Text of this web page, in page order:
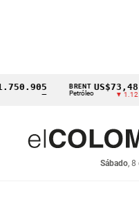
BRENT
Petróleo
US$73,48
▼ 1.12
Sábado, 8